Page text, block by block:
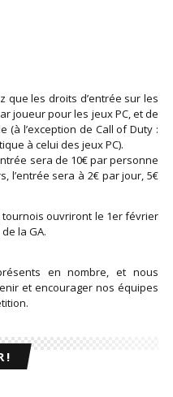
que les droits d’entrée sur les
joueur pour les jeux PC, et de
(à l’exception de Call of Duty :
à celui des jeux PC).
sera de 10€ par personne
l’entrée sera à 2€ par jour, 5€
ouvriront le 1er février
la GA.
en nombre, et nous
et encourager nos équipes
!